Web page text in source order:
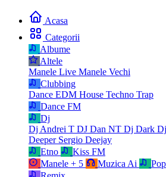
Acasa
Categorii
Albume
Altele
Manele Live Manele Vechi
Clubbing
Dance EDM House Techno Trap
Dance FM
Dj
Dj Andrei T DJ Dan NT Dj Dark
Deeper Sergio Deejay
Etno
Kiss FM
Manele + 5 Muzica Ai